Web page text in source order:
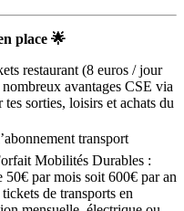
place 🌟
restaurant (8 euros / jour
avantages CSE via
sorties, loisirs et achats du
transport
Mobilités Durables :
50€ par mois soit 600€ par an
de transports en